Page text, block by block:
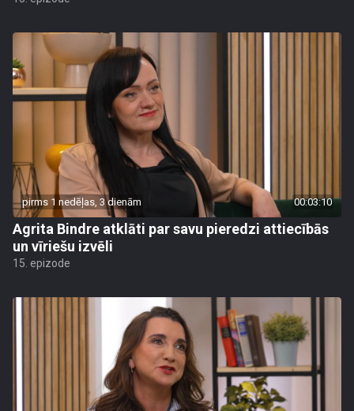
pirms 1 nedēļas, 3 dienām 00:03:10
Agrita Bindre atklāti par savu pieredzi attiecībās
un vīriešu izvēli
15. epizode